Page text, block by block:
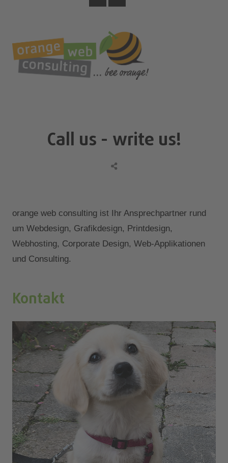
Call us - write us!
orange web consulting ist Ihr Ansprechpartner rund
um Webdesign, Grafikdesign, Printdesign,
Webhosting, Corporate Design, Web-Applikationen
und Consulting.
Kontakt